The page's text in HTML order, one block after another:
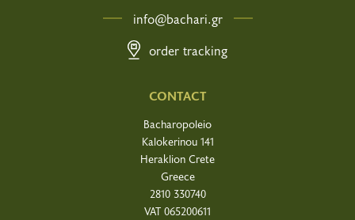
CONTACT
Bacharopoleio
Kalokerinou 141
Heraklion Crete
Greece
2810 330740
VAT 065200611
info@bachari.gr
order tracking